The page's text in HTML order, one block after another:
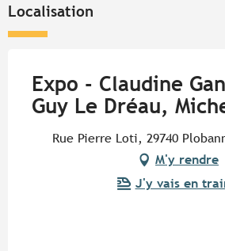
Localisation
Expo - Claudine
Guy Le Dréau,
Rue Pierre Loti, 29740
M'y rendre
J'y vais en